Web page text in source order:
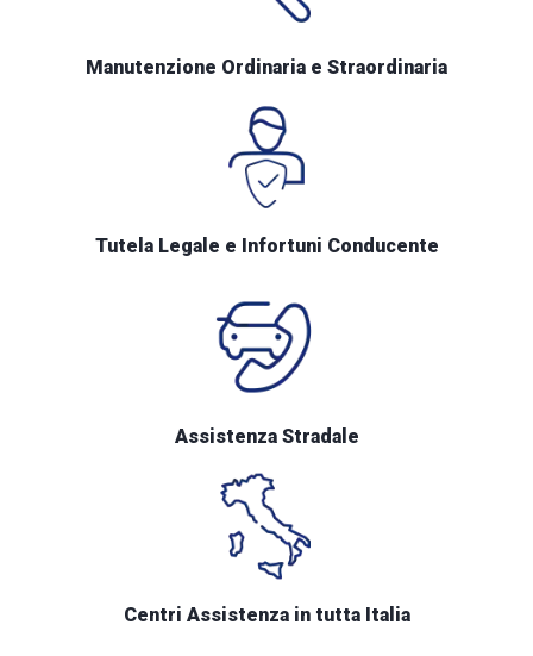
Manutenzione Ordinaria e Straordinaria
Tutela Legale e Infortuni Conducente
Assistenza Stradale
Centri Assistenza in tutta Italia